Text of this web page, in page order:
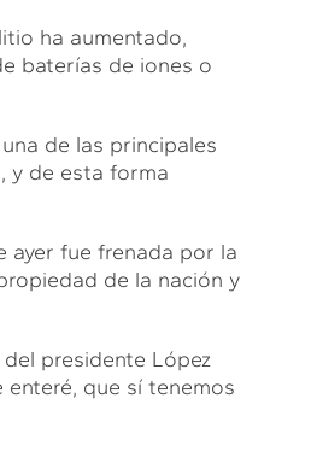
ha aumentado,
baterías de iones o
de las principales
y de esta forma
ayer fue frenada por la
de la nación y
presidente López
que sí tenemos